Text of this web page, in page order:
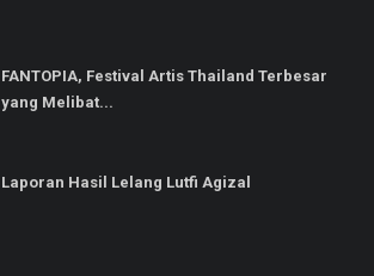
FANTOPIA, Festival Artis Thailand Terbesar
yang Melibat...
Laporan Hasil Lelang Lutfi Agizal